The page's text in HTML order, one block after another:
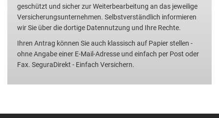
geschützt und sicher zur Weiterbearbeitung an das jeweilige
Versicherungsunternehmen. Selbstverständlich informieren
wir Sie über die dortige Datennutzung und Ihre Rechte.
Ihren Antrag können Sie auch klassisch auf Papier stellen -
ohne Angabe einer E-Mail-Adresse und einfach per Post oder
Fax. SeguraDirekt - Einfach Versichern.